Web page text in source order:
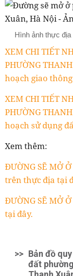
Hình ảnh thực địa
XEM CHI TIẾT
PHƯỜNG
hoạch giao
XEM CHI TIẾT
PHƯỜNG
hoạch sử dụng
Xem thêm:
ĐƯỜNG SẼ MỞ
trên thực địa tại
ĐƯỜNG SẼ MỞ
tại đây.
>> Bản đồ
đất